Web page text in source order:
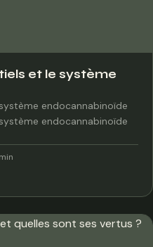
et le système
endocannabinoïde
endocannabinoïde